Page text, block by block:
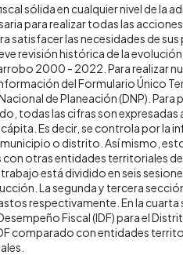
sólida en cualquier nivel de la
para realizar todas las
satisfacer las necesidades de
revisión histórica de la
2000 - 2022. Para realizar
del Formulario Único
de Planeación (DNP).
todas las cifras son
Es decir, se controla por la
o distrito. Así mismo,
otras entidades territoriales
está dividido en seis
La segunda y tercera
respectivamente. En la cuarta
Fiscal (IDF) para el
comparado con entidades